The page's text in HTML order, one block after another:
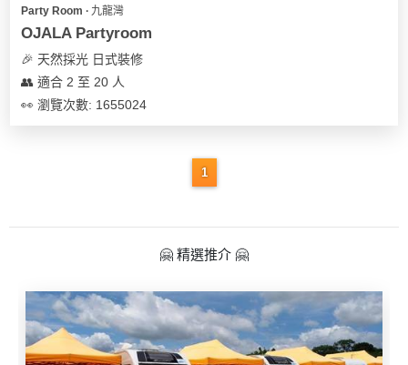
Party Room ∙ 九龍灣
OJALA Partyroom
🎉 天然採光 日式裝修
👥 適合 2 至 20 人
👀 瀏覽次數: 1655024
1
🤗 精選推介 🤗